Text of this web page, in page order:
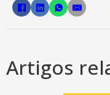
Artigos